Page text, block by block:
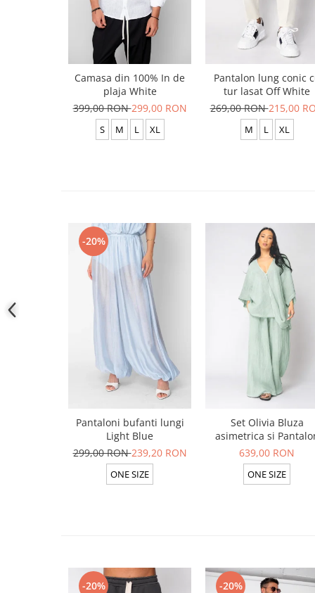
Camasa din 100% In de
plaja White
399,00 RON299,00 RON
S M L XL
Pantalon lung conic
tur lasat Off White
269,00 RON215,00
M L XL
-20%
Pantaloni bufanti lungi
Light Blue
299,00 RON239,20 RON
ONE SIZE
Set Olivia Bluza
asimetrica si
lung din 100% in Light
Olive
639,00 RON
ONE SIZE
-20% -20%